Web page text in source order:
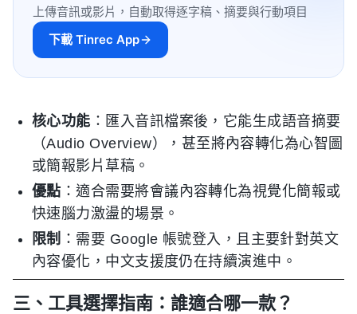
上傳音訊或影片，自動取得逐字稿、摘要與行動項目
下載 Tinrec App
核心功能 ：匯入音訊檔案後，它能生成語音摘要
（Audio Overview），甚至將內容轉化為心智圖
或簡報影片草稿。
優點 ：適合需要將會議內容轉化為視覺化簡報或
快速腦力激盪的場景。
限制 ：需要 Google 帳號登入，且主要針對英文
內容優化，中文支援度仍在持續演進中。
三、工具選擇指南：誰適合哪一款？